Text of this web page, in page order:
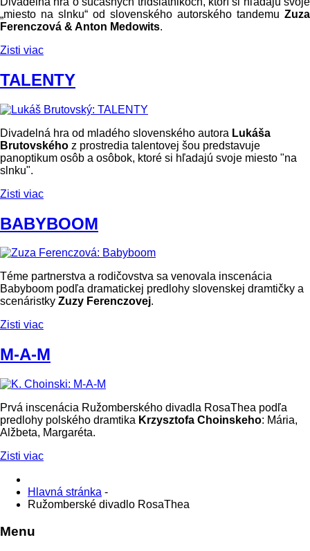
„miesto na slnku“ od slovenského autorského tandemu Zuza
Ferenczová & Anton Medowits.
Zisti viac
TALENTY
Divadelná hra od mladého slovenského autora Lukáša
Brutovského z prostredia talentovej šou predstavuje
panoptikum osôb a osôbok, ktoré si hľadajú svoje miesto "na
slnku".
Zisti viac
BABYBOOM
Téme partnerstva a rodičovstva sa venovala inscenácia
Babyboom podľa dramatickej predlohy slovenskej dramtičky a
scenáristky Zuzy Ferenczovej.
Zisti viac
M-A-M
Prvá inscenácia Ružomberského divadla RosaThea podľa
predlohy polského dramtika Krzysztofa Choinskeho: Mária,
Alžbeta, Margaréta.
Zisti viac
Hlavná stránka -
Ružomberské divadlo RosaThea
Menu